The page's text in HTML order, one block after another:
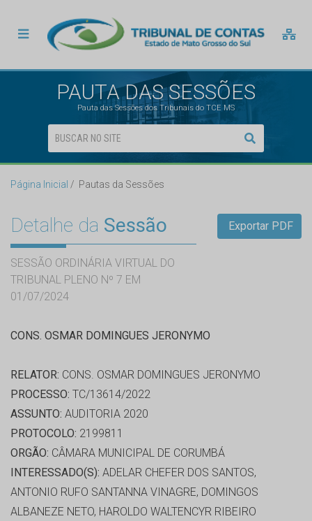
PAUTA DAS SESSÕES
Pauta das Sessões dos Tribunais do TCE MS
Página Inicial Pautas da Sessões
Detalhe da Sessão
SESSÃO ORDINÁRIA VIRTUAL DO
TRIBUNAL PLENO Nº 7 EM
01/07/2024
Exportar PDF
CONS. OSMAR DOMINGUES JERONYMO
RELATOR: CONS. OSMAR DOMINGUES JERONYMO
PROCESSO: TC/13614/2022
ASSUNTO: AUDITORIA 2020
PROTOCOLO: 2199811
ORGÃO: CÂMARA MUNICIPAL DE CORUMBÁ
INTERESSADO(S): ADELAR CHEFER DOS SANTOS,
ANTONIO RUFO SANTANNA VINAGRE, DOMINGOS
ALBANEZE NETO, HAROLDO WALTENCYR RIBEIRO